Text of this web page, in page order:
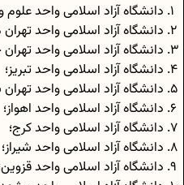
دانشگاه آزاد اسلامی واحد علوم
دانشگاه آزاد اسلامی واحد تهران
دانشگاه آزاد اسلامی واحد
دانشگاه آزاد اسلامی واحد تبریز؛
دانشگاه آزاد اسلامی واحد
دانشگاه آزاد اسلامی واحد اهواز؛
دانشگاه آزاد اسلامی واحد کرج؛
دانشگاه آزاد اسلامی واحد شیراز؛
دانشگاه آزاد اسلامی واحد